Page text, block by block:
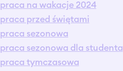
praca na wakacje 2024
praca przed świętami
praca sezonowa
praca sezonowa dla studenta
praca tymczasowa